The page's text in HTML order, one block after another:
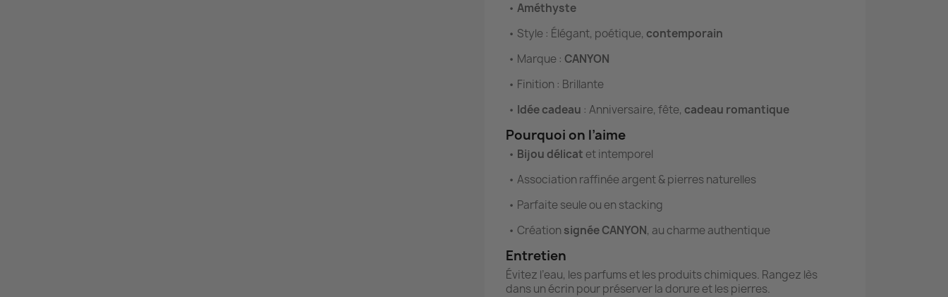
• Améthyste
• Style : Élégant, poétique, contemporain
• Marque : CANYON
• Finition : Brillante
• Idée cadeau : Anniversaire, fête, cadeau romantique
Pourquoi on l’aime
• Bijou délicat et intemporel
• Association raffinée argent & pierres naturelles
• Parfaite seule ou en stacking
• Création signée CANYON, au charme authentique
Entretien
Évitez l’eau, les parfums et les produits chimiques. Rangez lès
dans un écrin pour préserver la dorure et les pierres.